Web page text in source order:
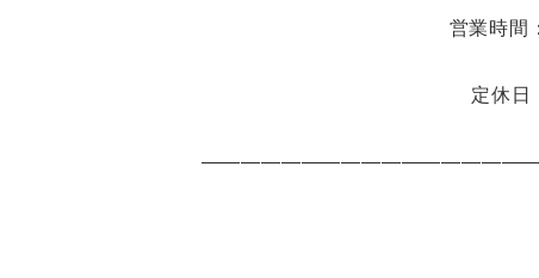
営業時間
定休日